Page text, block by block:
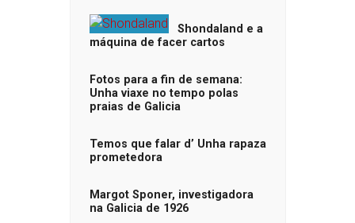
Shondaland e a
máquina de facer cartos
Fotos para a fin de semana:
Unha viaxe no tempo polas
praias de Galicia
Temos que falar d’ Unha rapaza
prometedora
Margot Sponer, investigadora
na Galicia de 1926